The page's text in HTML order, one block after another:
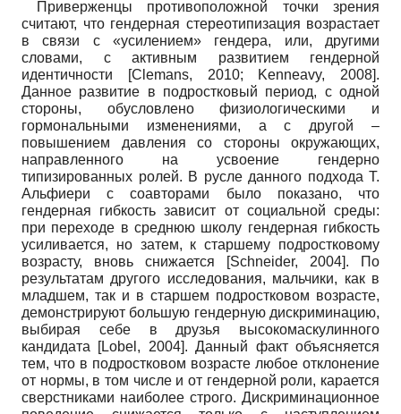
Приверженцы противоположной точки зрения
считают, что гендерная стереотипизация возрастает
в связи с «усилением» гендера, или, другими
словами, с активным развитием гендерной
идентичности
[Clemans, 2010; Kenneavy, 2008].
Данное развитие в подростковый период, с одной
стороны, обусловлено физиологическими и
гормональными изменениями, а с другой –
повышением давления со стороны окружающих,
направленного на усвоение гендерно
типизированных ролей. В русле данного подхода Т.
Альфиери с соавторами было показано, что
гендерная гибкость зависит от социальной среды:
при переходе в среднюю школу гендерная гибкость
усиливается, но затем, к старшему подростковому
возрасту, вновь снижается
[Schneider, 2004]. По
результатам другого исследования, мальчики, как в
младшем, так и в старшем подростковом возрасте,
демонстрируют большую гендерную дискриминацию,
выбирая себе в друзья высокомаскулинного
кандидата [Lobel, 2004]. Данный факт объясняется
тем, что в подростковом возрасте любое отклонение
от нормы, в том числе и от гендерной роли, карается
сверстниками наиболее строго. Дискриминационное